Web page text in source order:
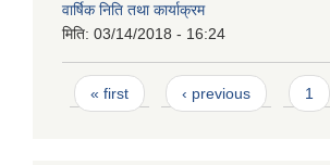
वार्षिक निति तथा कार्याक्रम
मिति: 03/14/2018 - 16:24
Pages
« first ‹ previous 1